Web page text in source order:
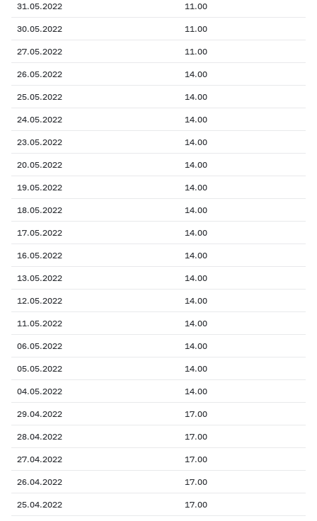
31.05.2022 11.00
30.05.2022 11.00
27.05.2022 11.00
26.05.2022 14.00
25.05.2022 14.00
24.05.2022 14.00
23.05.2022 14.00
20.05.2022 14.00
19.05.2022 14.00
18.05.2022 14.00
17.05.2022 14.00
16.05.2022 14.00
13.05.2022 14.00
12.05.2022 14.00
11.05.2022 14.00
06.05.2022 14.00
05.05.2022 14.00
04.05.2022 14.00
29.04.2022 17.00
28.04.2022 17.00
27.04.2022 17.00
26.04.2022 17.00
25.04.2022 17.00